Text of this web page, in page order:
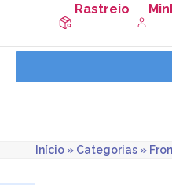
Rastreio
Início» Categorias»